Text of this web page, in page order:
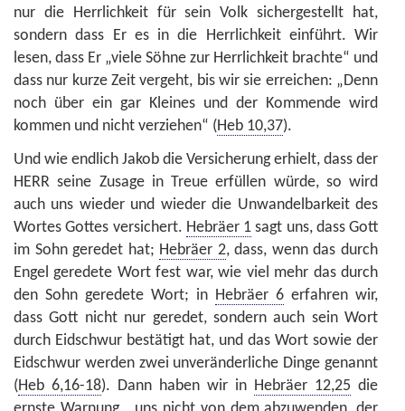
nur die Herrlichkeit für sein Volk sichergestellt hat,
sondern dass Er es in die Herrlichkeit einführt. Wir
lesen, dass Er „viele Söhne zur Herrlichkeit brachte“ und
dass nur kurze Zeit vergeht, bis wir sie erreichen: „Denn
noch über ein gar Kleines und der Kommende wird
kommen und nicht verziehen“ (Heb 10,37).
Und wie endlich Jakob die Versicherung erhielt, dass der
HERR seine Zusage in Treue erfüllen würde, so wird
auch uns wieder und wieder die Unwandelbarkeit des
Wortes Gottes versichert. Hebräer 1 sagt uns, dass Gott
im Sohn geredet hat; Hebräer 2, dass, wenn das durch
Engel geredete Wort fest war, wie viel mehr das durch
den Sohn geredete Wort; in Hebräer 6 erfahren wir,
dass Gott nicht nur geredet, sondern auch sein Wort
durch Eidschwur bestätigt hat, und das Wort sowie der
Eidschwur werden zwei unveränderliche Dinge genannt
(Heb 6,16-18). Dann haben wir in Hebräer 12,25 die